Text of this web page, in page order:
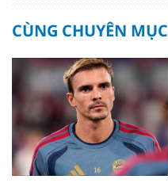
CÙNG CHUYÊN MỤC